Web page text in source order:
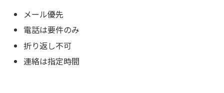
メール優先
電話は要件のみ
折り返し不可
連絡は指定時間